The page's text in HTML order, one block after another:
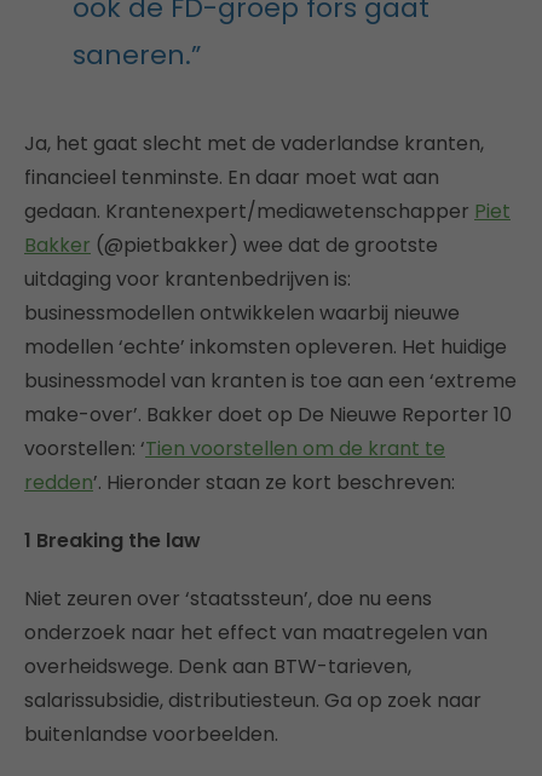
saneren.”
Ja, het gaat slecht met de vaderlandse kranten,
financieel tenminste. En daar moet wat aan
gedaan. Krantenexpert/mediawetenschapper Piet
Bakker (@pietbakker) wee dat de grootste
uitdaging voor krantenbedrijven is:
businessmodellen ontwikkelen waarbij nieuwe
modellen ‘echte’ inkomsten opleveren. Het huidige
businessmodel van kranten is toe aan een ‘extreme
make-over’. Bakker doet op De Nieuwe Reporter 10
voorstellen: ‘Tien voorstellen om de krant te
redden’. Hieronder staan ze kort beschreven:
1 Breaking the law
Niet zeuren over ‘staatssteun’, doe nu eens
onderzoek naar het effect van maatregelen van
overheidswege. Denk aan BTW-tarieven,
salarissubsidie, distributiesteun. Ga op zoek naar
buitenlandse voorbeelden.